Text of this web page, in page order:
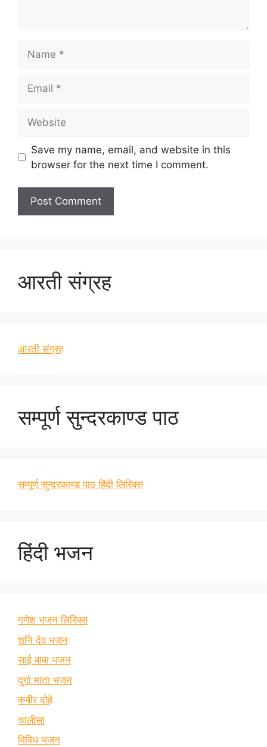
Save my name, email, and website in this
browser for the next time I comment.
आरती संग्रह
आरती संग्रह
सम्पूर्ण सुन्दरकाण्ड पाठ
सम्पूर्ण सुन्दरकाण्ड पाठ हिंदी लिरिक्स
हिंदी भजन
गणेश भजन लिरिक्स
शनि देव भजन
साई बाबा भजन
दुर्गा माता भजन
कबीर दोहे
चालीसा
विविध भजन